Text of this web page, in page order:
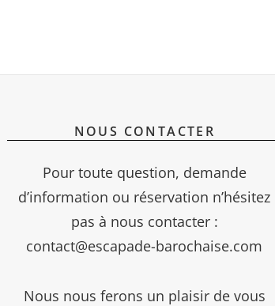
NOUS CONTACTER
Pour toute question, demande
d’information ou réservation n’hésitez
pas à nous contacter :
contact@escapade-barochaise.com
Nous nous ferons un plaisir de vous